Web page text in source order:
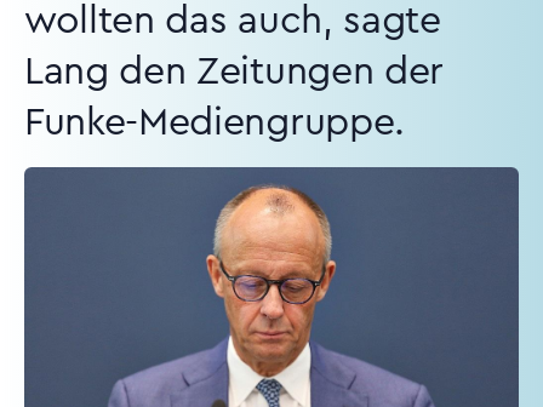
wollten das auch, sagte
Lang den Zeitungen der
Funke-Mediengruppe.